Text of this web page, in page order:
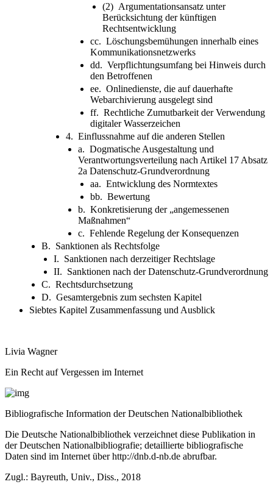
(2) Argumentationsansatz unter
Berücksichtung der künftigen
Rechtsentwicklung
cc. Löschungsbemühungen innerhalb eines
Kommunikationsnetzwerks
dd. Verpflichtungsumfang bei Hinweis durch
den Betroffenen
ee. Onlinedienste, die auf dauerhafte
Webarchivierung ausgelegt sind
ff. Rechtliche Zumutbarkeit der Verwendung
digitaler Wasserzeichen
4. Einflussnahme auf die anderen Stellen
a. Dogmatische Ausgestaltung und
Verantwortungsverteilung nach Artikel 17 Absatz
2a Datenschutz-Grundverordnung
aa. Entwicklung des Normtextes
bb. Bewertung
b. Konkretisierung der „angemessenen
Maßnahmen“
c. Fehlende Regelung der Konsequenzen
B. Sanktionen als Rechtsfolge
I. Sanktionen nach derzeitiger Rechtslage
II. Sanktionen nach der Datenschutz-Grundverordnung
C. Rechtsdurchsetzung
D. Gesamtergebnis zum sechsten Kapitel
Siebtes Kapitel Zusammenfassung und Ausblick
Livia Wagner
Ein Recht auf Vergessen im Internet
Bibliografische Information der Deutschen Nationalbibliothek
Die Deutsche Nationalbibliothek verzeichnet diese Publikation in
der Deutschen Nationalbibliografie; detaillierte bibliografische
Daten sind im Internet überhttp://dnb.d-nb.de abrufbar.
Zugl.: Bayreuth, Univ., Diss., 2018